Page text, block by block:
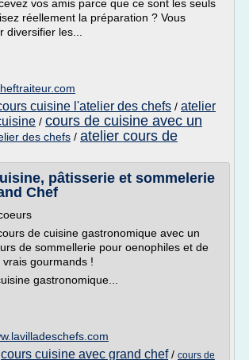
vos amis parce que ce sont les seuls
réellement la préparation ? Vous
les...
cuisine l'atelier des chefs / atelier
/ cours de cuisine avec un
des chefs / atelier cours de
pâtisserie et sommelerie
Chef
de cuisine gastronomique avec un
de sommellerie pour oenophiles et de
gourmands !
gastronomique...
cours cuisine avec grand chef/ cours de